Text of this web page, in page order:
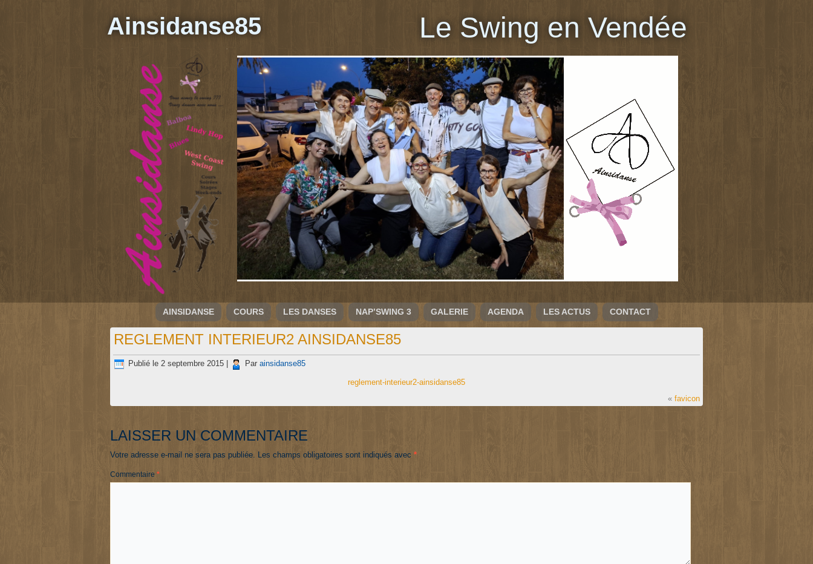
Ainsidanse85 Le Swing en Vendée
AINSIDANSE COURS LES DANSES NAP’SWING 3 GALERIE AGENDA LES ACTUS CONTACT
REGLEMENT INTERIEUR2 AINSIDANSE85
Publié le 2 septembre 2015 Par ainsidanse85
reglement-interieur2-ainsidanse85
« favicon
LAISSER UN COMMENTAIRE
Votre adresse e-mail ne sera pas publiée. Les champs obligatoires sont indiqués avec *
Commentaire *